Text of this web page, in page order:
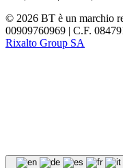
© 2026 BT è un marchio
00909760969 | C.F.
Rixalto Group SA